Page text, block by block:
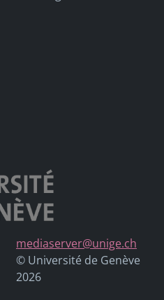
mediaserver@unige.ch
© Université de Genève
2026